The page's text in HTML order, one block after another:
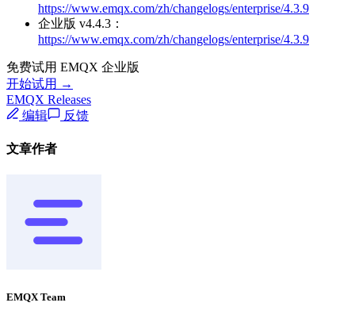
https://www.emqx.com/zh/changelogs/enterprise/4.3.9
企业版 v4.4.3：
https://www.emqx.com/zh/changelogs/enterprise/4.3.9
免费试用 EMQX 企业版
开始试用 →
EMQX Releases
编辑
反馈
文章作者
EMQX Team